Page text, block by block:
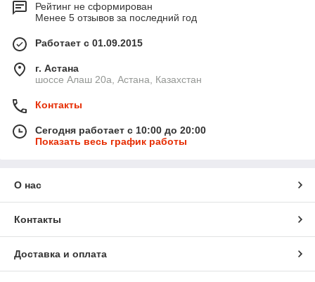
Рейтинг не сформирован
Менее 5 отзывов за последний год
Работает с 01.09.2015
г. Астана
шоссе Алаш 20а, Астана, Казахстан
Контакты
Сегодня работает с 10:00 до 20:00
Показать весь график работы
О нас
Контакты
Доставка и оплата